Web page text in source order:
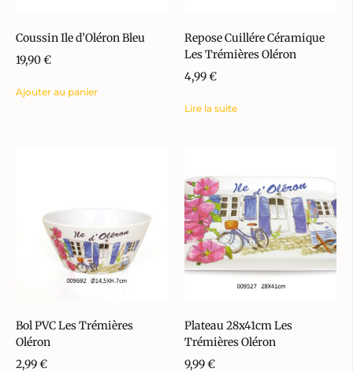
Coussin Ile d’Oléron Bleu
19,90€
Ajouter au panier
Repose Cuillére Céramique
Les Trémières Oléron
4,99€
Lire la suite
Bol PVC Les Trémières
Oléron
2,99€
Plateau 28x41cm Les
Trémières Oléron
9,99€